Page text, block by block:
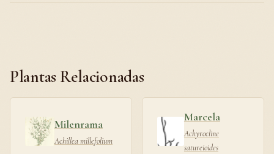
Plantas Relacionadas
Milenrama
Achillea millefolium
Marcela
Achyrocline
satureioides